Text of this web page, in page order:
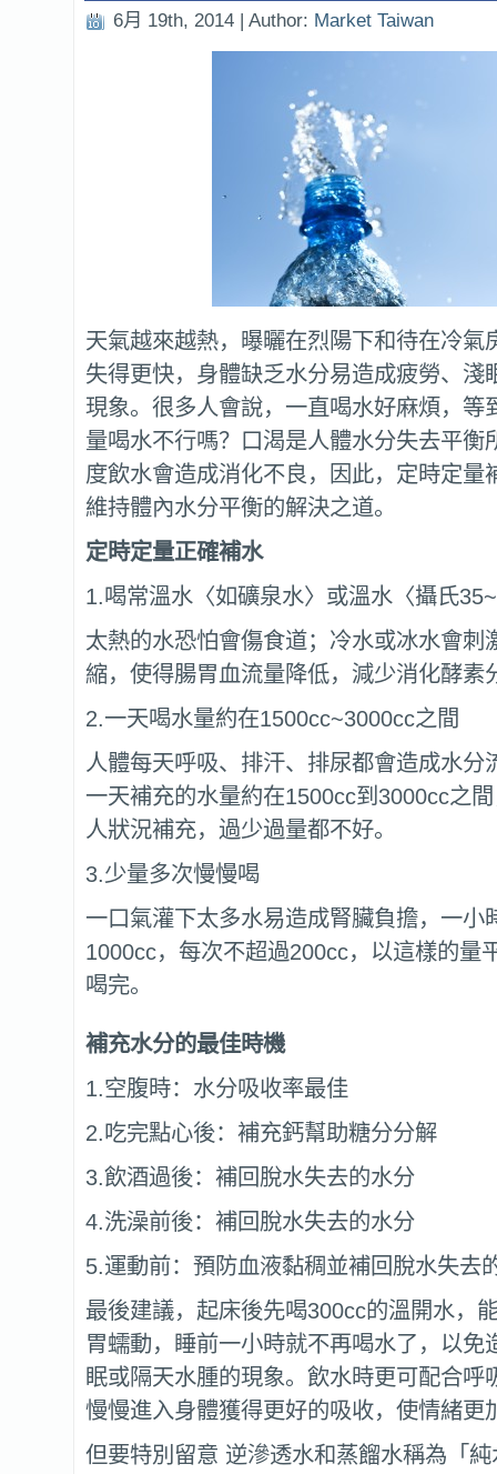
6月 19th, 2014 | Author: Market Taiwan
天氣越來越熱，曝曬在烈陽下和待在冷氣
失得更快，身體缺乏水分易造成疲勞、淺
現象。很多人會說，一直喝水好麻煩，等
量喝水不行嗎？口渴是人體水分失去平衡
度飲水會造成消化不良，因此，定時定量
維持體內水分平衡的解決之道。
定時定量正確補水
1.喝常溫水〈如礦泉水〉或溫水〈攝氏
太熱的水恐怕會傷食道；冷水或冰水會刺
縮，使得腸胃血流量降低，減少消化酵素
2.一天喝水量約在1500cc~3000cc之間
人體每天呼吸、排汗、排尿都會造成水分
一天補充的水量約在1500cc到3000cc之
人狀況補充，過少過量都不好。
3.少量多次慢慢喝
一口氣灌下太多水易造成腎臟負擔，一小
1000cc，每次不超過200cc，以這樣的量
喝完。
補充水分的最佳時機
1.空腹時：水分吸收率最佳
2.吃完點心後：補充鈣幫助糖分分解
3.飲酒過後：補回脫水失去的水分
4.洗澡前後：補回脫水失去的水分
5.運動前：預防血液黏稠並補回脫水失去
最後建議，起床後先喝300cc的溫開水，
胃蠕動，睡前一小時就不再喝水了，以免
眠或隔天水腫的現象。飲水時更可配合呼
慢慢進入身體獲得更好的吸收，使情緒更
但要特別留意 逆滲透水和蒸餾水稱為「